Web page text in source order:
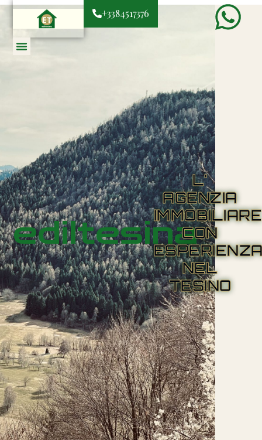
+3384517376
ediltesina
L'
AGENZIA
IMMOBILIARE
CON
NEL
TESINO